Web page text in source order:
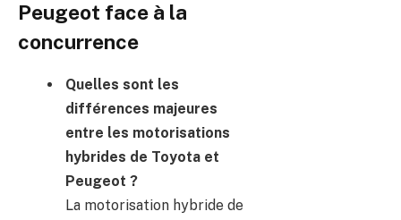
Peugeot face à la
concurrence
Quelles sont les
différences majeures
entre les motorisations
hybrides de Toyota et
Peugeot ?
La motorisation hybride de